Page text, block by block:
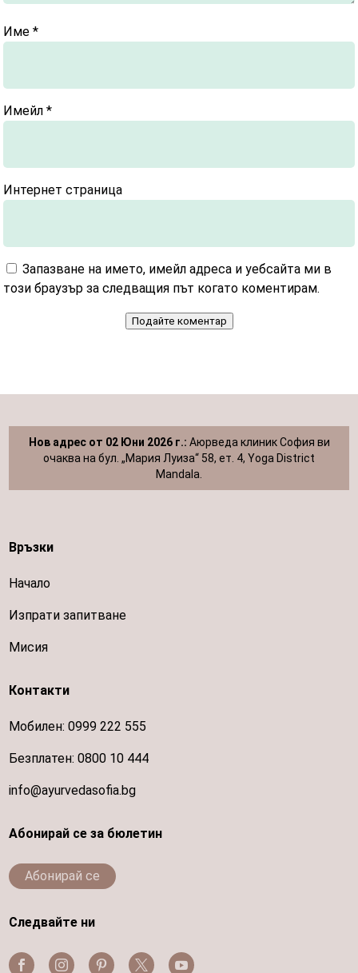
Име*
Имейл*
Интернет страница
Запазване на името, имейл адреса и уебсайта ми в
този браузър за следващия път когато коментирам.
Подайте коментар
Нов адрес от 02 Юни 2026 г.: Аюрведа клиник София ви
очаква на бул. „Мария Луиза“ 58, ет. 4, Yoga District
Mandala.
Връзки
Начало
Изпрати запитване
Мисия
Контакти
Мобилен:0999 222 555
Безплатен:0800 10 444
info@ayurvedasofia.bg
Абонирай се за бюлетин
Абонирай се
Следвайте ни